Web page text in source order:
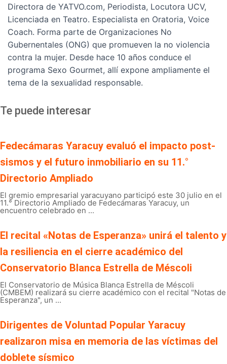
Directora de YATVO.com, Periodista, Locutora UCV,
Licenciada en Teatro. Especialista en Oratoria, Voice
Coach. Forma parte de Organizaciones No
Gubernentales (ONG) que promueven la no violencia
contra la mujer. Desde hace 10 años conduce el
programa Sexo Gourmet, allí expone ampliamente el
tema de la sexualidad responsable.
Te puede interesar
Fedecámaras Yaracuy evaluó el impacto post-
sismos y el futuro inmobiliario en su 11.°
Directorio Ampliado
El gremio empresarial yaracuyano participó este 30 julio en el
11.° Directorio Ampliado de Fedecámaras Yaracuy, un
encuentro celebrado en ...
El recital «Notas de Esperanza» unirá el talento y
la resiliencia en el cierre académico del
Conservatorio Blanca Estrella de Méscoli
El Conservatorio de Música Blanca Estrella de Méscoli
(CMBEM) realizará su cierre académico con el recital "Notas de
Esperanza", un ...
Dirigentes de Voluntad Popular Yaracuy
realizaron misa en memoria de las víctimas del
doblete sísmico